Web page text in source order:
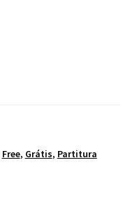
Free, Grátis, Partitura